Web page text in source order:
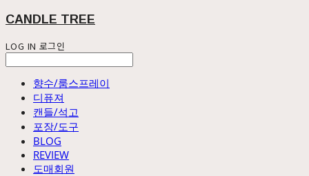
CANDLE TREE
LOG IN 로그인
향수/룸스프레이
디퓨져
캔들/석고
포장/도구
BLOG
REVIEW
도매회원